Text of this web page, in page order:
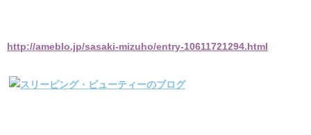
http://ameblo.jp/sasaki-mizuho/entry-10611721294.html